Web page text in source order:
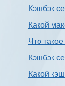
Кэшбэк
Какой
Что
Кэшбэк
Какой